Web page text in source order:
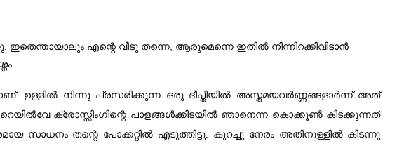
എന്റെ വീടു തന്നെ, ആരുമെന്നെ ഇതിൽ നിന്നിറക്കിവിടാൻ
ഉള്ളിൽ നിന്നു പ്രസരിക്കുന്ന ഒരു ദീപ്തിയിൽ അസ്തമയവർണ്ണങ്ങളാർന്ന് അത്
ക്രോസ്സിംഗിന്റെ പാളങ്ങൾക്കിടയിൽ ഞാനെന്ന കൊക്കൂൺ കിടക്കുന്നത്
സാധനം തന്റെ പോക്കറ്റിൽ എടുത്തിട്ടു. കുറച്ചു നേരം അതിനുള്ളിൽ കിടന്നു